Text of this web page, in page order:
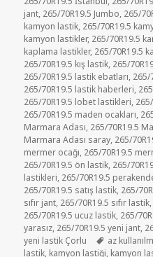
jant, 265/70R19.5 Jumbo, 265/
kamyon lastik, 265/70R19.5
kamyon lastikler, 265/70R19.5
kaplama lastikler, 265/70R19.5
265/70R19.5 kış lastik, 265/
265/70R19.5 lastik ebatları, 265/
265/70R19.5 lastik haberleri,
265/70R19.5 lobet lastikleri,
265/70R19.5 maden ocakları,
Marmara Adası, 265/70R19.5
Marmara Adası saray, 265/
mermer ocağı, 265/70R19.5
265/70R19.5 ön lastik, 265/
lastikleri, 265/70R19.5
265/70R19.5 satış lastik, 265/
sıfır jant, 265/70R19.5 sıfır lastik,
265/70R19.5 ucuz lastik, 265/
yarasız, 265/70R19.5 yeni jant,
yeni lastik Çorlu
Etiketler
az
lastik, kamyon lastiği, kamyon